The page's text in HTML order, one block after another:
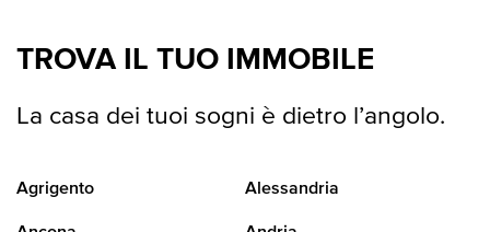
TROVA IL TUO IMMOBILE
La casa dei tuoi sogni è dietro l’angolo.
Agrigento Alessandria